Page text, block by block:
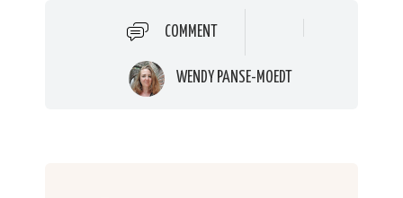
COMMENT
WENDY PANSE-MOEDT